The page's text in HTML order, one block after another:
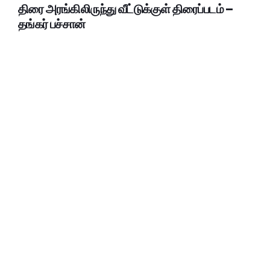
திரை அரங்கிலிருந்து வீட்டுக்குள் திரைப்படம் –
தங்கர் பச்சான்